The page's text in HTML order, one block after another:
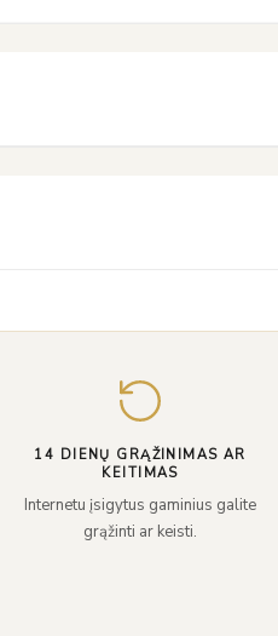
14 DIENŲ GRĄŽINIMAS AR
KEITIMAS
Internetu įsigytus gaminius galite
grąžinti ar keisti.